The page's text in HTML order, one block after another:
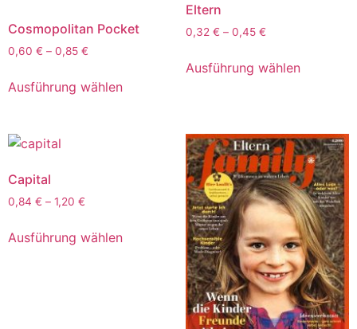
Cosmopolitan Pocket
0,60 € – 0,85 €
Ausführung wählen
Eltern
0,32 € – 0,45 €
Ausführung wählen
Capital
0,84 € – 1,20 €
Ausführung wählen